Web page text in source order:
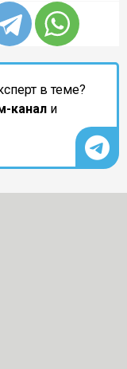
в теме?
канал и